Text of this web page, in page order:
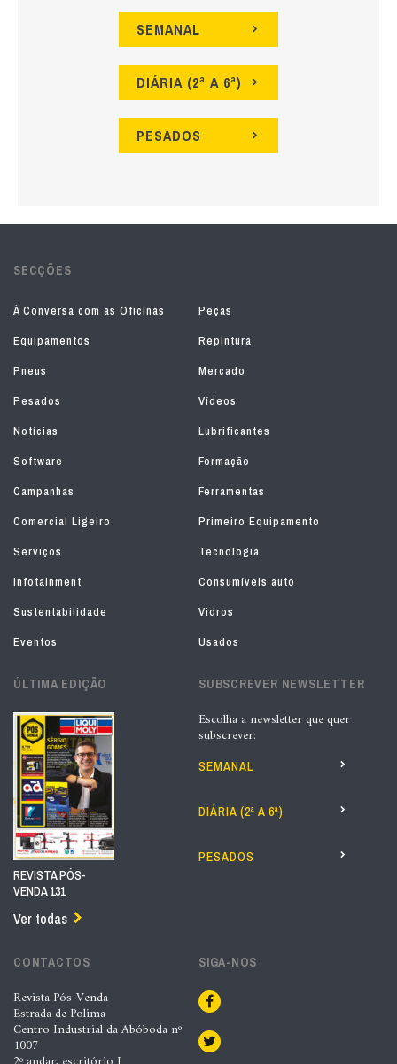
SEMANAL
DIÁRIA (2ª A 6ª)
PESADOS
SECÇÕES
À Conversa com as Oficinas
Peças
Equipamentos
Repintura
Pneus
Mercado
Pesados
Vídeos
Notícias
Lubrificantes
Software
Formação
Campanhas
Ferramentas
Comercial Ligeiro
Primeiro Equipamento
Serviços
Tecnologia
Infotainment
Consumíveis auto
Sustentabilidade
Vidros
Eventos
Usados
ÚLTIMA EDIÇÃO
REVISTA PÓS-
VENDA 131
Ver todas
SUBSCREVER NEWSLETTER
Escolha a newsletter que quer
subscrever:
SEMANAL
DIÁRIA (2ª A 6ª)
PESADOS
CONTACTOS
Revista Pós-Venda
Estrada de Polima
Centro Industrial da Abóboda nº
1007
SIGA-NOS